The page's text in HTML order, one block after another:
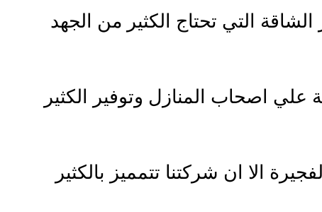
التي تحتاج الكثير من الجهد
اصحاب المنازل وتوفير الكثير
الا ان شركتنا تتمميز بالكثير